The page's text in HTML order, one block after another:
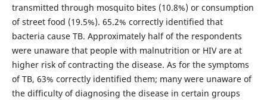
transmitted through mosquito bites (10.8%) or consumption
of street food (19.5%). 65.2% correctly identified that
bacteria cause TB. Approximately half of the respondents
were unaware that people with malnutrition or HIV are at
higher risk of contracting the disease. As for the symptoms
of TB, 63% correctly identified them; many were unaware of
the difficulty of diagnosing the disease in certain groups